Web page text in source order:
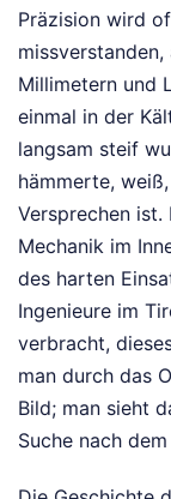
Präzision wird
Millimetern und
einmal in der
langsam steif
hämmerte,
Versprechen ist.
Mechanik im
des harten
Ingenieure im
verbracht,
man durch das
Bild; man sieht
Suche nach